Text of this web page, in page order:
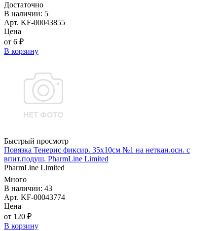
Достаточно
В наличии: 5
Арт. KF-00043855
Цена
от 6 ₽
В корзину
Быстрый просмотр
Повязка Тенерис фиксир. 35х10см №1 на неткан.осн. с
впит.подуш. PharmLine Limited
PharmLine Limited
Много
В наличии: 43
Арт. KF-00043774
Цена
от 120 ₽
В корзину